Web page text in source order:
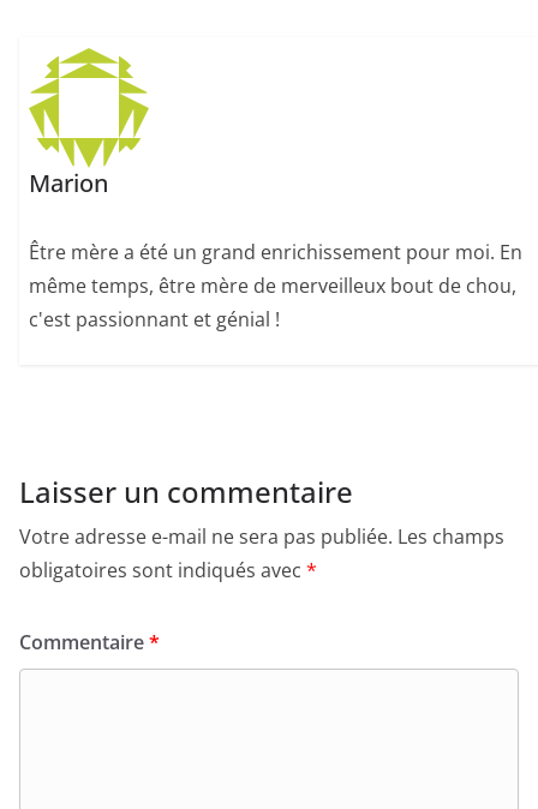
Marion
Être mère a été un grand enrichissement pour moi. En
même temps, être mère de merveilleux bout de chou,
c'est passionnant et génial !
Laisser un commentaire
Votre adresse e-mail ne sera pas publiée. Les champs
obligatoires sont indiqués avec *
Commentaire*